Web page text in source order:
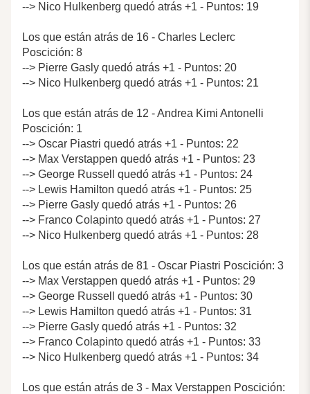
--> Nico Hulkenberg quedó atrás +1 - Puntos: 19
Los que están atrás de 16 - Charles Leclerc
Poscición: 8
--> Pierre Gasly quedó atrás +1 - Puntos: 20
--> Nico Hulkenberg quedó atrás +1 - Puntos: 21
Los que están atrás de 12 - Andrea Kimi Antonelli
Poscición: 1
--> Oscar Piastri quedó atrás +1 - Puntos: 22
--> Max Verstappen quedó atrás +1 - Puntos: 23
--> George Russell quedó atrás +1 - Puntos: 24
--> Lewis Hamilton quedó atrás +1 - Puntos: 25
--> Pierre Gasly quedó atrás +1 - Puntos: 26
--> Franco Colapinto quedó atrás +1 - Puntos: 27
--> Nico Hulkenberg quedó atrás +1 - Puntos: 28
Los que están atrás de 81 - Oscar Piastri Poscición: 3
--> Max Verstappen quedó atrás +1 - Puntos: 29
--> George Russell quedó atrás +1 - Puntos: 30
--> Lewis Hamilton quedó atrás +1 - Puntos: 31
--> Pierre Gasly quedó atrás +1 - Puntos: 32
--> Franco Colapinto quedó atrás +1 - Puntos: 33
--> Nico Hulkenberg quedó atrás +1 - Puntos: 34
Los que están atrás de 3 - Max Verstappen Poscición: